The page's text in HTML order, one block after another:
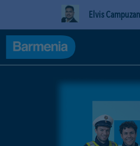
Elvis